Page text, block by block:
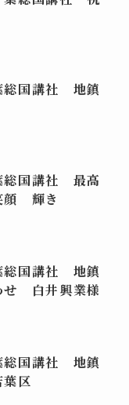
総国講社 地鎮
総国講社 最高
顔 輝き
総国講社 地鎮
白井興業様
総国講社 地鎮
区